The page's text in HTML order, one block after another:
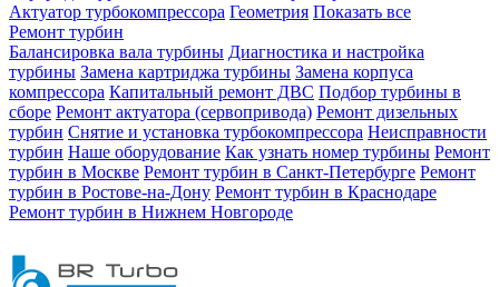
Актуатор турбокомпрессора Геометрия Показать все
Ремонт турбин
Балансировка вала турбины Диагностика и настройка
турбины Замена картриджа турбины Замена корпуса
компрессора Капитальный ремонт ДВС Подбор турбины в
сборе Ремонт актуатора (сервопривода) Ремонт дизельных
турбин Снятие и установка турбокомпрессора Неисправности
турбин Наше оборудование Как узнать номер турбины Ремонт
турбин в Москве Ремонт турбин в Санкт-Петербурге Ремонт
турбин в Ростове-на-Дону Ремонт турбин в Краснодаре
Ремонт турбин в Нижнем Новгороде